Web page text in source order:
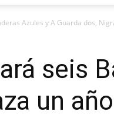
Azules y A Guarda dos,
seis
un